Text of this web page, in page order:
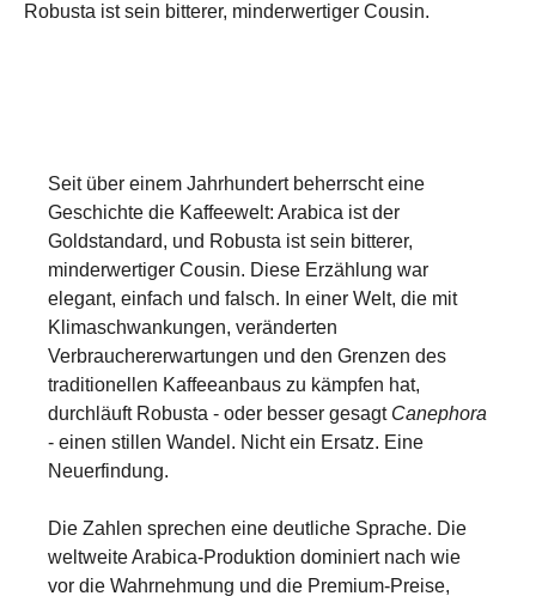
Robusta ist sein bitterer, minderwertiger Cousin.
Seit über einem Jahrhundert beherrscht eine
Geschichte die Kaffeewelt: Arabica ist der
Goldstandard, und Robusta ist sein bitterer,
minderwertiger Cousin. Diese Erzählung war
elegant, einfach und falsch. In einer Welt, die mit
Klimaschwankungen, veränderten
Verbrauchererwartungen und den Grenzen des
traditionellen Kaffeeanbaus zu kämpfen hat,
durchläuft Robusta - oder besser gesagt Canephora
- einen stillen Wandel. Nicht ein Ersatz. Eine
Neuerfindung.
Die Zahlen sprechen eine deutliche Sprache. Die
weltweite Arabica-Produktion dominiert nach wie
vor die Wahrnehmung und die Premium-Preise,